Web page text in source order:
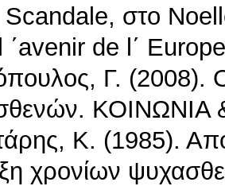
στο
de l΄
Γ.
ΚΟΙΝΩΝΙΑ
Κ. (1985).
χρονίων